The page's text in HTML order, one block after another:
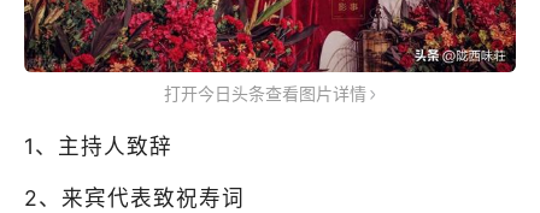
打开今日头条查看图片详情
1、主持人致辞
2、来宾代表致祝寿词